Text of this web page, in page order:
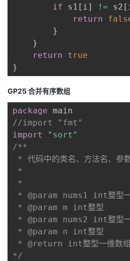
if s1 [ i] != s2 [
return
}
}
return
true
}
GP25 合并有序数组
package
//import "fmt"
import
"sort"
/**
* 代码中的类名、方法名、参
*
*
* @param nums1 int整型
* @param m int整型
* @param nums2 int整型
* @param n int整型
* @return int整型一维数组
*/